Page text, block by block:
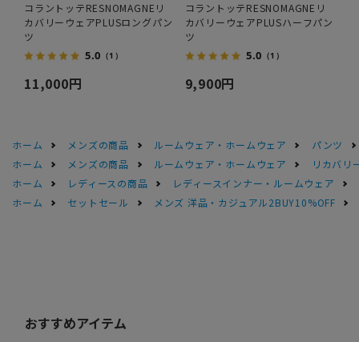
コラントッテRESNOMAGNEリ
カバリーウェアPLUSロングパン
ツ
5.0 （1）
11,000円
コラントッテRESNOMAGNEリ
カバリーウェアPLUSハーフパン
ツ
5.0 （1）
9,900円
ホーム メンズの商品 ルームウェア・ホームウェア
パンツ
ホーム
メンズの商品 ルームウェア・ホームウェア
リカバリ
ホーム
レディースの商品
レディースインナー・ルームウェア
ホーム
セットセール メンズ 洋品・カジュアル2BUY10%OFF